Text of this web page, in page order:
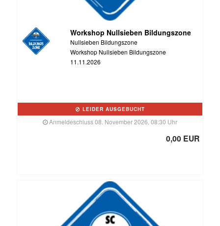
Workshop Nullsieben Bildungszone
Nullsieben Bildungszone
Workshop Nullsieben Bildungszone
11.11.2026
LEIDER AUSGEBUCHT
Anmeldeschluss 08. November 2026, 08:30 Uhr
0,00 EUR